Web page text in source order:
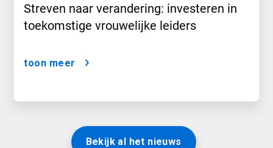
Streven naar verandering: investeren in
toekomstige vrouwelijke leiders
toon meer
Bekijk al het nieuws